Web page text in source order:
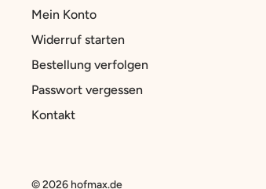
Mein Konto
Widerruf starten
Bestellung verfolgen
Passwort vergessen
Kontakt
© 2026 hofmax.de